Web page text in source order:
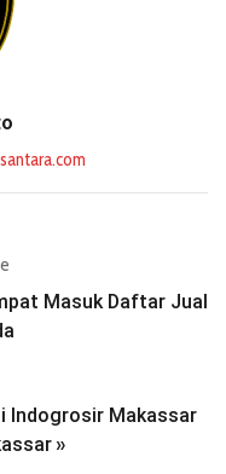
Masuk Daftar Jual
Indogrosir Makassar
»